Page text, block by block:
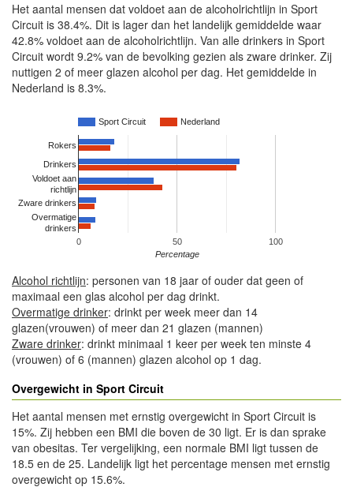
Het aantal mensen dat voldoet aan de alcoholrichtlijn in Sport
Circuit is 38.4%. Dit is lager dan het landelijk gemiddelde waar
42.8% voldoet aan de alcoholrichtlijn. Van alle drinkers in Sport
Circuit wordt 9.2% van de bevolking gezien als zware drinker. Zij
nuttigen 2 of meer glazen alcohol per dag. Het gemiddelde in
Nederland is 8.3%.
Sport Circuit Nederland
0 50 100
Rokers
Drinkers
Voldoet aan
richtlijn
Zware drinkers
Overmatige
drinkers
Percentage
Alcohol richtlijn: personen van 18 jaar of ouder dat geen of
maximaal een glas alcohol per dag drinkt.
Overmatige drinker: drinkt per week meer dan 14
glazen(vrouwen) of meer dan 21 glazen (mannen)
Zware drinker: drinkt minimaal 1 keer per week ten minste 4
(vrouwen) of 6 (mannen) glazen alcohol op 1 dag.
Overgewicht in Sport Circuit
Het aantal mensen met ernstig overgewicht in Sport Circuit is
15%. Zij hebben een BMI die boven de 30 ligt. Er is dan sprake
van obesitas. Ter vergelijking, een normale BMI ligt tussen de
18.5 en de 25. Landelijk ligt het percentage mensen met ernstig
overgewicht op 15.6%.